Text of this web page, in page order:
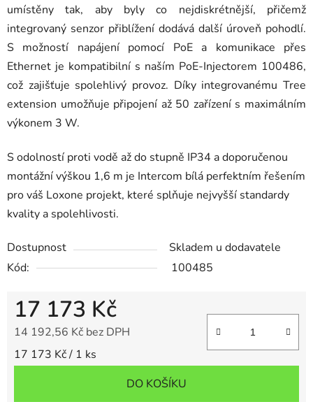
umístěny tak, aby byly co nejdiskrétnější, přičemž
integrovaný senzor přiblížení dodává další úroveň pohodlí.
S možností napájení pomocí PoE a komunikace přes
Ethernet je kompatibilní s naším PoE-Injectorem 100486,
což zajišťuje spolehlivý provoz. Díky integrovanému Tree
extension umožňuje připojení až 50 zařízení s maximálním
výkonem 3 W.
S odolností proti vodě až do stupně IP34 a doporučenou
montážní výškou 1,6 m je Intercom bílá perfektním řešením
pro váš Loxone projekt, které splňuje nejvyšší standardy
kvality a spolehlivosti.
Dostupnost
Skladem u dodavatele
Kód:
100485
17 173 Kč
14 192,56 Kč bez DPH
Měrná cena:
17 173 Kč / 1 ks
DO KOŠÍKU